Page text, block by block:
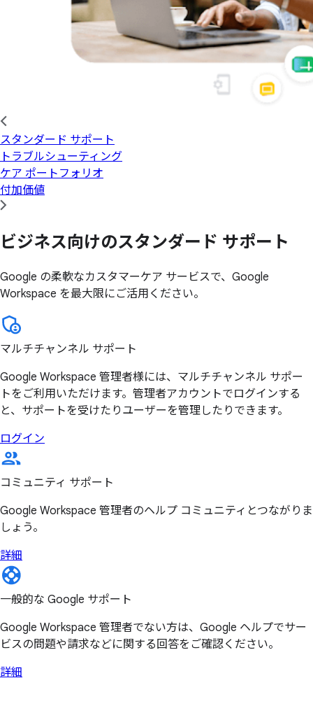
スタンダード サポート
トラブルシューティング
ケア ポートフォリオ
付加価値
ビジネス向けのスタンダード サポート
Google の柔軟なカスタマーケア サービスで、Google
Workspace を最大限にご活用ください。
マルチチャンネル サポート
Google Workspace 管理者様には、マルチチャンネル サポー
トをご利用いただけます。管理者アカウントでログインする
と、サポートを受けたりユーザーを管理したりできます。
ログイン
コミュニティ サポート
Google Workspace 管理者のヘルプ コミュニティとつながりま
しょう。
詳細
一般的な Google サポート
Google Workspace 管理者でない方は、Google ヘルプでサー
ビスの問題や請求などに関する回答をご確認ください。
詳細